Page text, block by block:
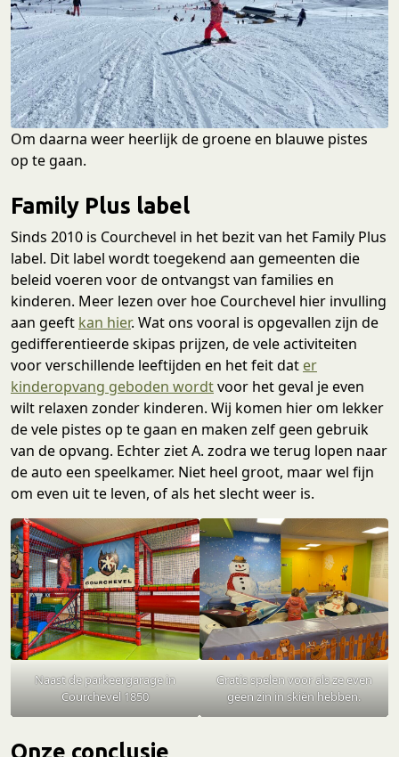
Om daarna weer heerlijk de groene en blauwe pistes
op te gaan.
Family Plus label
Sinds 2010 is Courchevel in het bezit van het Family Plus
label. Dit label wordt toegekend aan gemeenten die
beleid voeren voor de ontvangst van families en
kinderen. Meer lezen over hoe Courchevel hier invulling
aan geeft kan hier. Wat ons vooral is opgevallen zijn de
gedifferentieerde skipas prijzen, de vele activiteiten
voor verschillende leeftijden en het feit dat er
kinderopvang geboden wordtvoor het geval je even
wilt relaxen zonder kinderen. Wij komen hier om lekker
de vele pistes op te gaan en maken zelf geen gebruik
van de opvang. Echter ziet A. zodra we terug lopen naar
de auto een speelkamer. Niet heel groot, maar wel fijn
om even uit te leven, of als het slecht weer is.
Naast de parkeergarage in
Courchevel 1850
Gratis spelen voor als ze even
geen zin in skiën hebben.
Onze conclusie